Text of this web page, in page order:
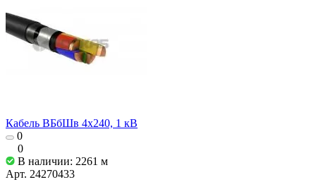
Кабель ВБбШв 4х240, 1 кВ
0
0
В наличии: 2261 м
Арт. 24270433